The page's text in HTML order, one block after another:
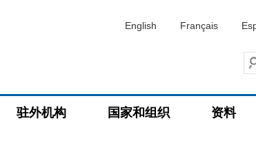
English Français
驻外机构 国家和组织 资料